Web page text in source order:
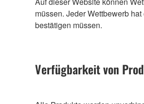
müssen. Jeder Wettbewerb
bestätigen müssen.
Verfügbarkeit von